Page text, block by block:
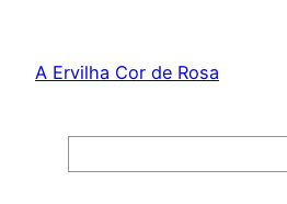
content
A Ervilha Cor de Rosa